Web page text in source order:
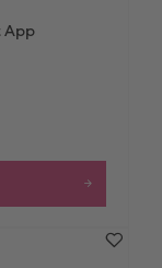
App